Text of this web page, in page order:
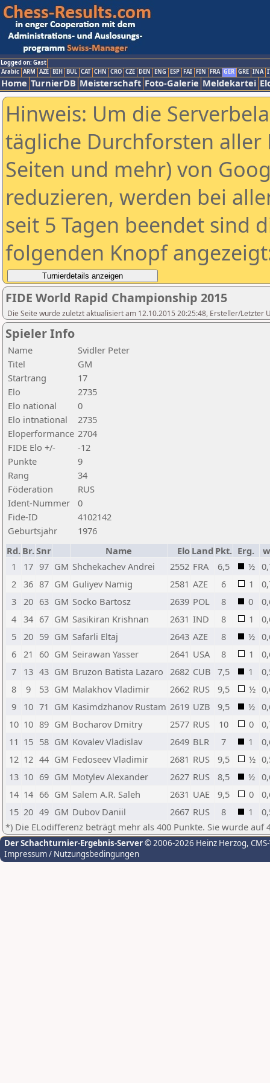
Logged on: Gast
Arabic ARM AZE BIH BUL CAT CHN CRO CZE DEN ENG ESP FAI FIN FRA GER GRE INA
Home TurnierDB Meisterschaft Foto-Galerie Meldekartei
Hinweis: Um die
tägliche Durchforsten aller
Seiten und mehr) von
reduzieren, werden bei
seit 5 Tagen beendet sind
folgenden Knopf
FIDE World Rapid Championship 2015
Die Seite wurde zuletzt aktualisiert am 12.10.2015 20:25:48, Ersteller/Letzter
Spieler Info
Name
Svidler Peter
Titel
GM
Startrang
17
Elo
2735
Elo national
0
Elo intnational
2735
Eloperformance 2704
FIDE Elo +/-
-12
Punkte
9
Rang
34
Föderation
RUS
Ident-Nummer
0
Fide-ID
4102142
Geburtsjahr
1976
Rd. Br.Snr Name Elo Land Pkt. Erg.
1
17 97 GM Shchekachev Andrei 2552 FRA 6,5 ½
2
36 87 GM Guliyev Namig 2581 AZE 6 1
3
20 63 GM Socko Bartosz 2639 POL 8 0
4
34 67 GM Sasikiran Krishnan 2631 IND 8 1
5
20 59 GM Safarli Eltaj 2643 AZE 8 ½
6
21 60 GM Seirawan Yasser 2641 USA 8 1
7
13 43 GM Bruzon Batista Lazaro 2682 CUB 7,5 1
8
9 53 GM Malakhov Vladimir 2662 RUS 9,5 ½
9
10 71 GM Kasimdzhanov Rustam 2619 UZB 9,5 ½
10 10 89 GM Bocharov Dmitry 2577 RUS 10 0
11 15 58 GM Kovalev Vladislav 2649 BLR 7 1
12 12 44 GM Fedoseev Vladimir 2681 RUS 9,5 ½
13 10 69 GM Motylev Alexander 2627 RUS 8,5 ½
14 14 66 GM Salem A.R. Saleh 2631 UAE 9,5 0
15 20 49 GM Dubov Daniil 2667 RUS 8 1
*) Die ELodifferenz beträgt mehr als 400 Punkte. Sie wurde auf
Der Schachturnier-Ergebnis-Server© 2006-2026 Heinz Herzog,
Impressum / Nutzungsbedingungen